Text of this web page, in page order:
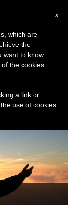
Posts Tagged ‘تلاميذ’
x
which are
the
want to know
the cookies,
a link or
use of cookies.